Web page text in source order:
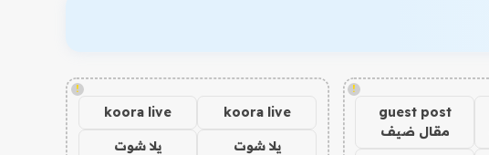
!
guest post
مقال ضيف
!
koora live
koora live
يلا شوت يلا شوت